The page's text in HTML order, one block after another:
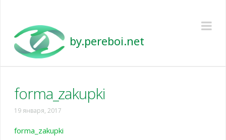
Pereboi
forma_zakupki
19 января, 2017
forma_zakupki